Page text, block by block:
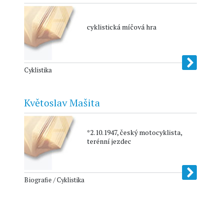
cyklistická míčová hra
Cyklistika
Květoslav Mašita
*2.10.1947, český motocyklista,
terénní jezdec
Biografie / Cyklistika